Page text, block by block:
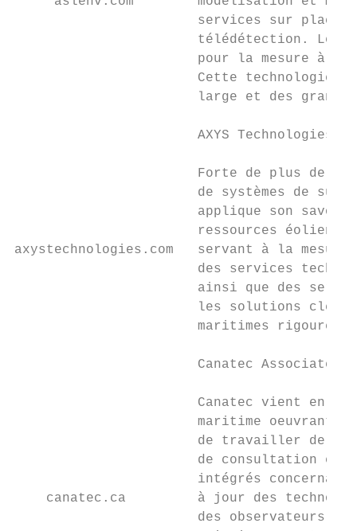
services sur
télédétection. Le
pour la mesure à
Cette technologie
large et des
AXYS Technologies
Forte de plus de
de systèmes de
applique son
ressources
axystechnologies.com   servant à la mesure
des services
ainsi que des
les solutions clé
maritimes
Canatec Associates
Canatec vient en
maritime oeuvrant
de travailler de
de consultation en
intégrés
canatec.ca         à jour des
des observateurs